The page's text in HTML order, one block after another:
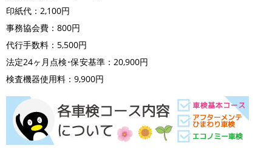
印紙代：2,100円
事務協会費：800円
代行手数料：5,500円
法定24ヶ月点検･保安基準：20,900円
検査機器使用料：9,900円